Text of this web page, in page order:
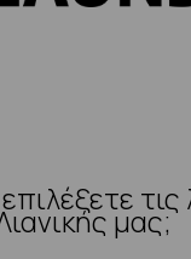
τις
μας;